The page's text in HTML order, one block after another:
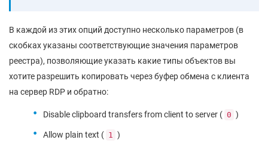
В каждой из этих опций доступно несколько параметров (в
скобках указаны соответствующие значения параметров
реестра), позволяющие указать какие типы объектов вы
хотите разрешить копировать через буфер обмена с клиента
на сервер RDP и обратно:
Disable clipboard transfers from client to server ( 0 )
Allow plain text ( 1 )